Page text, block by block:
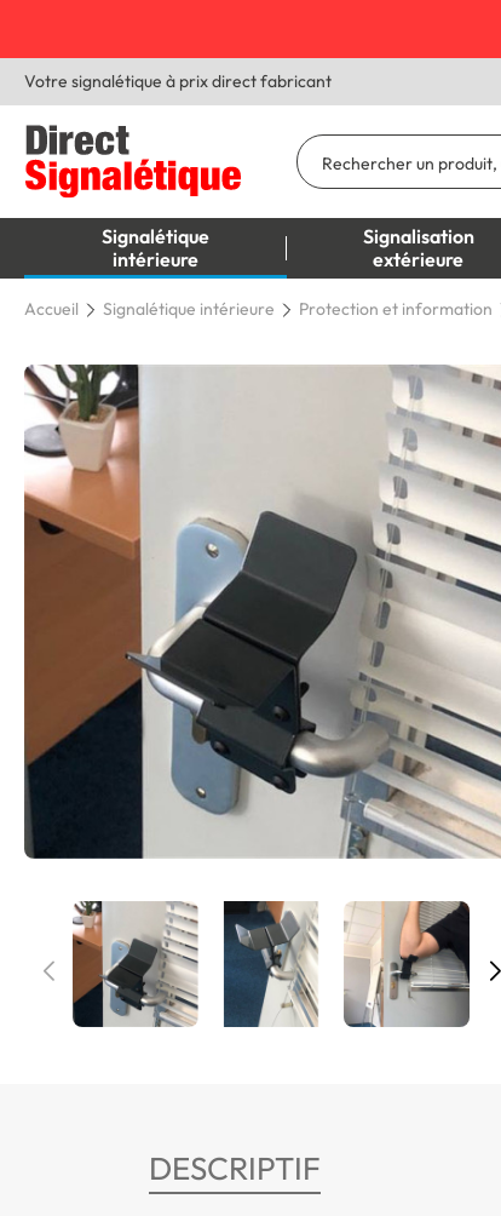
Votre signalétique à prix direct fabricant
Signalétique
intérieure
Signalisation
extérieure
Accueil Signalétique intérieure Protection et information
DESCRIPTIF